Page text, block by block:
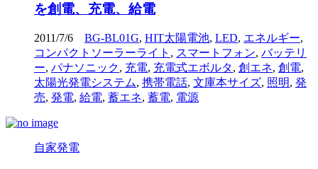
を創電、充電、給電
2011/7/6 BG-BL01G, HIT太陽電池, LED, エネルギー,
コンパクトソーラーライト , スマートフォン, バッテリ
ー, パナソニック, 充電, 充電式エボルタ, 創エネ, 創電,
太陽光発電システム, 携帯電話, 文庫本サイズ, 照明, 発
売, 発電, 給電, 蓄エネ, 蓄電, 電源
自家発電